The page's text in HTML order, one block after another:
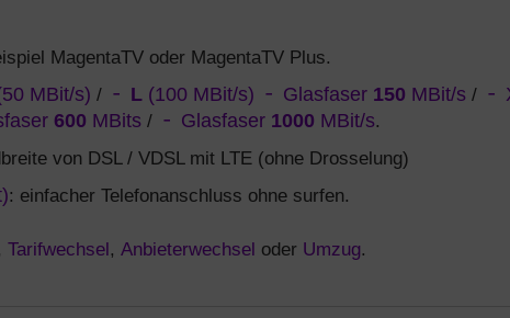
MagentaTV oder MagentaTV Plus.
MBit/s) / L (100 MBit/s) Glasfaser 150 MBit/s /
600 MBits / Glasfaser 1000 MBit/s.
von DSL / VDSL mit LTE (ohne Drosselung)
: einfacher Telefonanschluss ohne surfen.
Tarifwechsel, Anbieterwechsel oder Umzug.